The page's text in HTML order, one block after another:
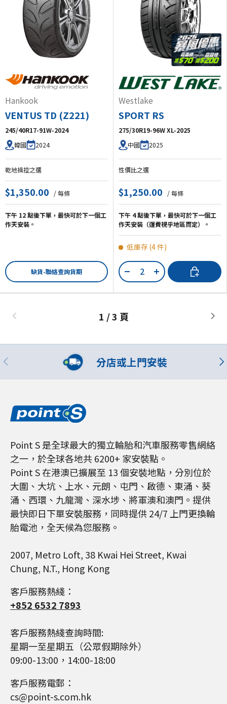
Hankook
VENTUS TD (Z221)
245/40R17-91W-2024
韓國
2024
乾地操控之選
$1,350.00 / 每條
下午 12 點後下單，最快可於下一個工
作天安裝。
缺貨-聯絡查詢貨期
Westlake
SPORT RS
275/30R19-96W XL-2025
中國
2025
性價比之選
$1,250.00 / 每條
下午 4 點後下單，最快可於下一個工
作天安裝（運費視乎地區而定）。
低庫存 (4 件)
數量
- +
加入購物車
1 / 3 頁
分店或上門安裝
Point S 是全球最大的獨立輪胎和汽車服務零售網絡
之一，於全球各地共 6200+ 家安裝點。
Point S 在港澳已擴展至 13 個安裝地點，分別位於
大圍、大坑、上水、元朗、屯門、啟德、東涌、葵
涌、西環、九龍灣、深水埗、將軍澳和澳門。提供
最快即日下單安裝服務，同時提供 24/7 上門更換輪
胎電池，全天候為您服務。
2007, Metro Loft, 38 Kwai Hei Street, Kwai
Chung, N.T., Hong Kong
客戶服務熱綫：
+852 6532 7893
客戶服務熱綫查詢時間:
星期一至星期五（公眾假期除外）
09:00-13:00，14:00-18:00
客戶服務電郵：
cs@point-s.com.hk